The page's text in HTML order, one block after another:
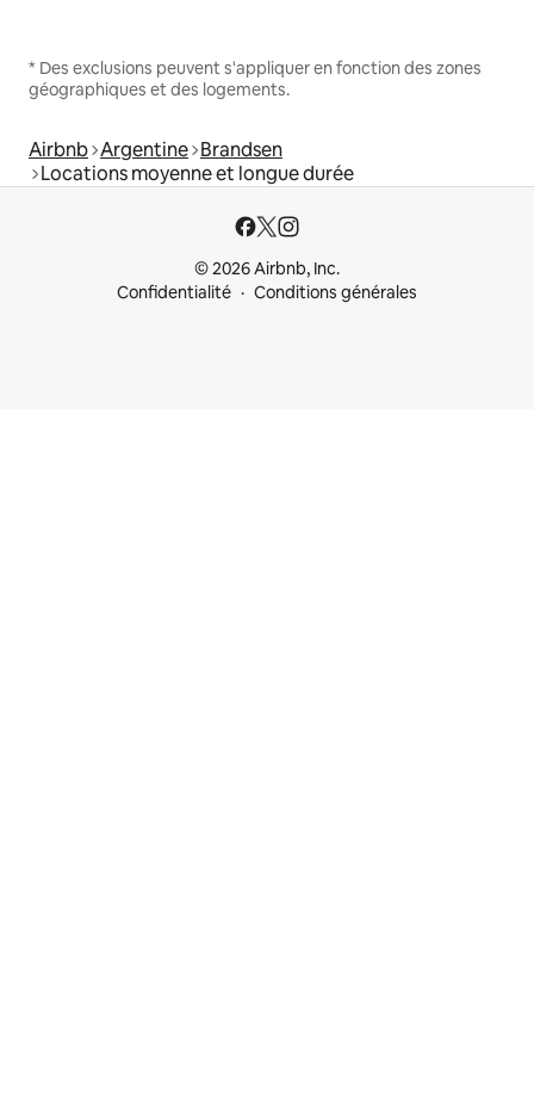
* Des exclusions peuvent s'appliquer en fonction des zones
géographiques et des logements.
Airbnb Argentine Brandsen
Locations moyenne et longue durée
© 2026 Airbnb, Inc.
Confidentialité
Conditions générales